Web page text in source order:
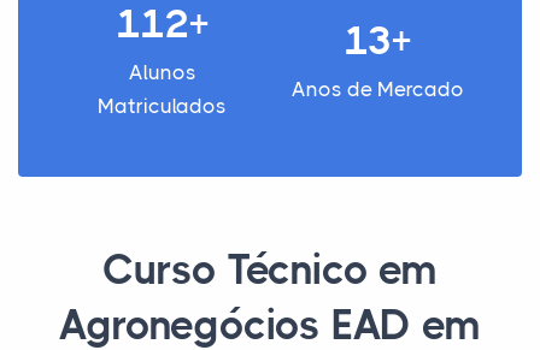
112+
Alunos
Matriculados
13+
Anos de Mercado
Curso Técnico em
Agronegócios EAD em